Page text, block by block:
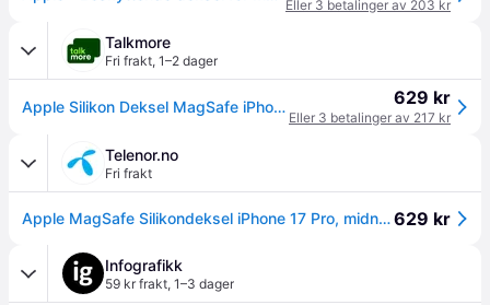
Eller 3 betalinger av 203 kr
Talkmore
Fri frakt, 1–2 dager
Apple Silikon Deksel MagSafe iPhone 17 Pro Midnatt 629 kr
Eller 3 betalinger av 217 kr
Telenor.no
Fri frakt
Apple MagSafe Silikondeksel iPhone 17 Pro, midnatt629 kr
Infografikk
59 kr frakt, 1–3 dager